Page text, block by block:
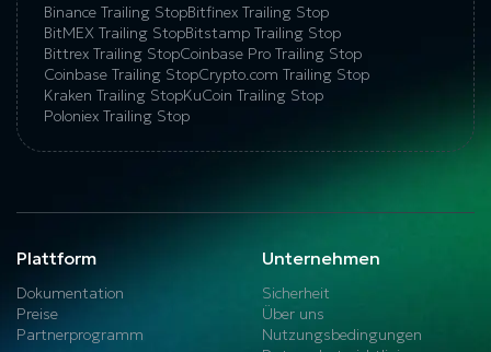
Binance Trailing StopBitfinex Trailing Stop
BitMEX Trailing StopBitstamp Trailing Stop
Bittrex Trailing StopCoinbase Pro Trailing Stop
Coinbase Trailing StopCrypto.com Trailing Stop
Kraken Trailing StopKuСoin Trailing Stop
Poloniex Trailing Stop
Plattform
Dokumentation
Preise
Partnerprogramm
Unternehmen
Sicherheit
Über uns
Nutzungsbedingungen